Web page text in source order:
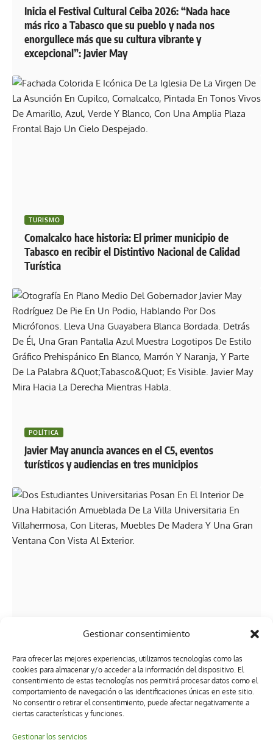
Gestionar consentimiento
Para ofrecer las mejores experiencias, utilizamos tecnologías como las
cookies para almacenar y/o acceder a la información del dispositivo. El
consentimiento de estas tecnologías nos permitirá procesar datos como el
comportamiento de navegación o las identificaciones únicas en este sitio.
No consentir o retirar el consentimiento, puede afectar negativamente a
ciertas características y funciones.
Gestionar los servicios
Inicia el Festival Cultural Ceiba 2026: “Nada hace
más rico a Tabasco que su pueblo y nada nos
enorgullece más que su cultura vibrante y
excepcional”: Javier May
TURISMO
Comalcalco hace historia: El primer municipio de
Tabasco en recibir el Distintivo Nacional de Calidad
Turística
POLÍTICA
Javier May anuncia avances en el C5, eventos
turísticos y audiencias en tres municipios